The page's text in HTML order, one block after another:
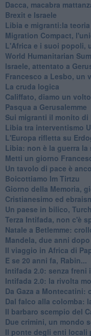
Dacca, macabra
Brexit e Israele
Libia e migranti:la
Migration Compact,
L'Africa e i suoi popoli,
World Humanitarian
Israele, attentato a
Francesco a Lesbo, un
La cruda logica
Califfato, diamo un
Pasqua a Gerusalemme
Sui migranti il monito di
Libia tra interventismo
L'Europa rifletta su
Libia: non è la guerra la
Metti un giorno
Un tavolo di pace è
Boicottiamo Im Tirtzu
Giorno della Memoria,
Cristianesimo ed
Un paese in bilico,
Terza Intifada, non c'è
Natale a Betlemme:
Mandela, due anni dopo
Il viaggio in Africa di
E se 20 anni fa, Rabin...
Intifada 2.0: senza freni
Intifada 2.0: la rivolta
Da Gaza a Montecatini:
Dal falco alla colomba:
Il barbaro scempio del
Due crimini, un mondo
Il ponte degli enti locali